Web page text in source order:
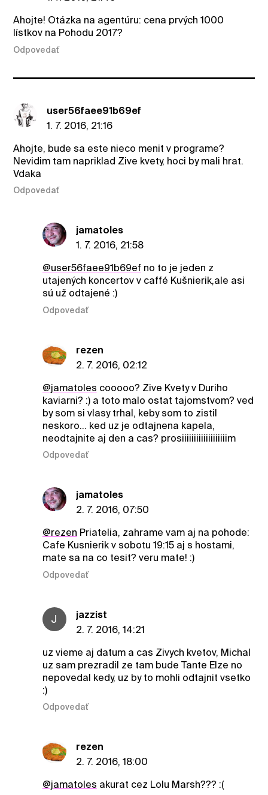
Ahojte! Otázka na agentúru: cena prvých 1000
lístkov na Pohodu 2017?
Odpovedať
user56faee91b69ef
1. 7. 2016, 21:16
Ahojte, bude sa este nieco menit v programe?
Nevidim tam napriklad Zive kvety, hoci by mali hrat.
Vdaka
Odpovedať
jamatoles
1. 7. 2016, 21:58
@user56faee91b69ef no to je jeden z
utajených koncertov v caffé Kušnierik,ale asi
sú už odtajené :)
Odpovedať
rezen
2. 7. 2016, 02:12
@jamatoles cooooo? Zive Kvety v Duriho
kaviarni? :) a toto malo ostat tajomstvom? ved
by som si vlasy trhal, keby som to zistil
neskoro... ked uz je odtajnena kapela,
neodtajnite aj den a cas? prosiiiiiiiiiiiiiiiiiiim
Odpovedať
jamatoles
2. 7. 2016, 07:50
@rezen Priatelia, zahrame vam aj na pohode:
Cafe Kusnierik v sobotu 19:15 aj s hostami,
mate sa na co tesit? veru mate! :)
Odpovedať
J
jazzist
2. 7. 2016, 14:21
uz vieme aj datum a cas Zivych kvetov, Michal
uz sam prezradil ze tam bude Tante Elze no
nepovedal kedy, uz by to mohli odtajnit vsetko
:)
Odpovedať
rezen
2. 7. 2016, 18:00
@jamatoles akurat cez Lolu Marsh??? :(